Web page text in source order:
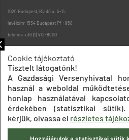
1026 Budapest, Riadó u. 5-11.
levélcím: 1534 Budapest Pf.: 958
telefon: +36 (1) 472-8900
Cookie tájékoztató
Tisztelt látogatónk!
A Gazdasági Versenyhivatal
használ a weboldal
honlap használatával
érdekében (statisztikai
kérjük, olvassa el részletes